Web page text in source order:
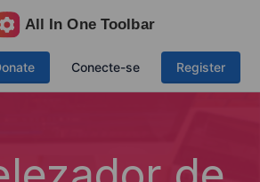
Conecte-se Register